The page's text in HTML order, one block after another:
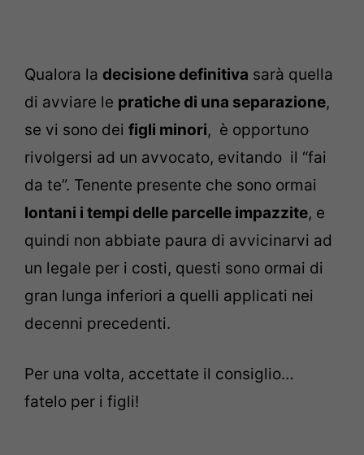
Qualora la decisione definitiva sarà quella
di avviare le pratiche di una separazione,
se vi sono dei figli minori, è opportuno
rivolgersi ad un avvocato, evitando il “fai
da te”. Tenente presente che sono ormai
lontani i tempi delle parcelle impazzite, e
quindi non abbiate paura di avvicinarvi ad
un legale per i costi, questi sono ormai di
gran lunga inferiori a quelli applicati nei
decenni precedenti.
Per una volta, accettate il consiglio…
fatelo per i figli!